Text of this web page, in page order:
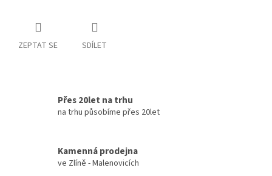
ZEPTAT SE SDÍLET
Přes 20let na trhu
na trhu působíme přes 20let
Kamenná prodejna
ve Zlíně - Malenovicích